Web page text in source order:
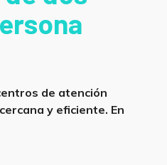
de atención
y eficiente. En